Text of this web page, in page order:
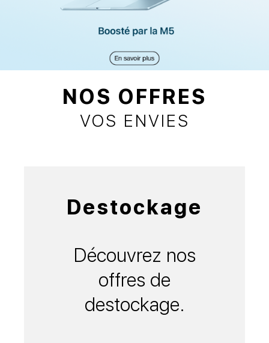
NOS OFFRES
VOS ENVIES
Destockage
Découvrez nos
offres de
destockage.